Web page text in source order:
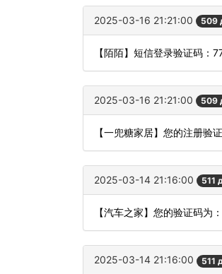
2025-03-16 21:21:00 509
【陌陌】短信登录验证码：
2025-03-16 21:21:00 509
【一兜糖家居】您的注册
2025-03-14 21:16:00 511
【汽车之家】您的验证码为
2025-03-14 21:16:00 511